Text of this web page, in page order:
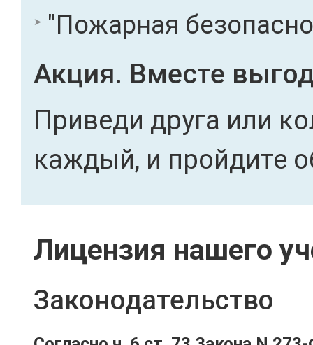
"Пожарная
Акция. Вместе
Приведи друга или
каждый, и пройдите
Лицензия нашего
Законодательство